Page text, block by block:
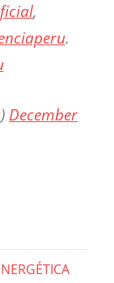
,
.
December